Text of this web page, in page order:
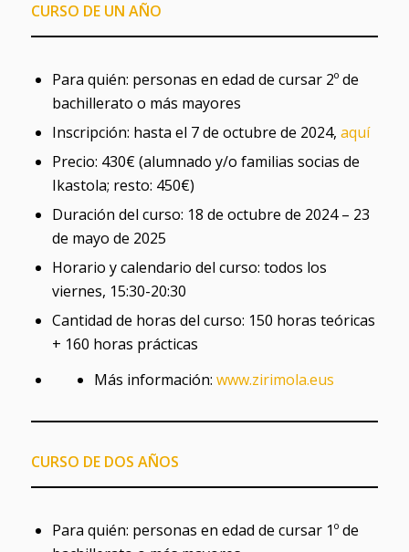
CURSO DE UN AÑO
Para quién: personas en edad de cursar 2º de
bachillerato o más mayores
Inscripción: hasta el 7 de octubre de 2024, aquí
Precio: 430€ (alumnado y/o familias socias de
Ikastola; resto: 450€)
Duración del curso: 18 de octubre de 2024 – 23
de mayo de 2025
Horario y calendario del curso: todos los
viernes, 15:30-20:30
Cantidad de horas del curso: 150 horas teóricas
+ 160 horas prácticas
Más información: www.zirimola.eus
CURSO DE DOS AÑOS
Para quién: personas en edad de cursar 1º de